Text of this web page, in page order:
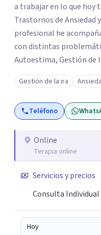
a trabajar en lo que hoy te preocupa.
Trastornos de Ansiedad
profesional he
con distintas
Autoestima, Gestión de
Crianza,
más de 12 años de
mental y he trabajado
niños, Adolescentes y
Gestión de la ira
Teléfono
Online
Terapia online
Servicios y precios
Consulta Individual
Hoy